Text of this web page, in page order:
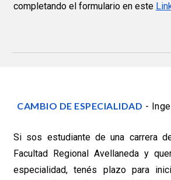
completando el formulario en este
CAMBIO DE ESPECIALIDAD -
Si sos estudiante de una carrera
Facultad Regional Avellaneda y
especialidad, tenés plazo para